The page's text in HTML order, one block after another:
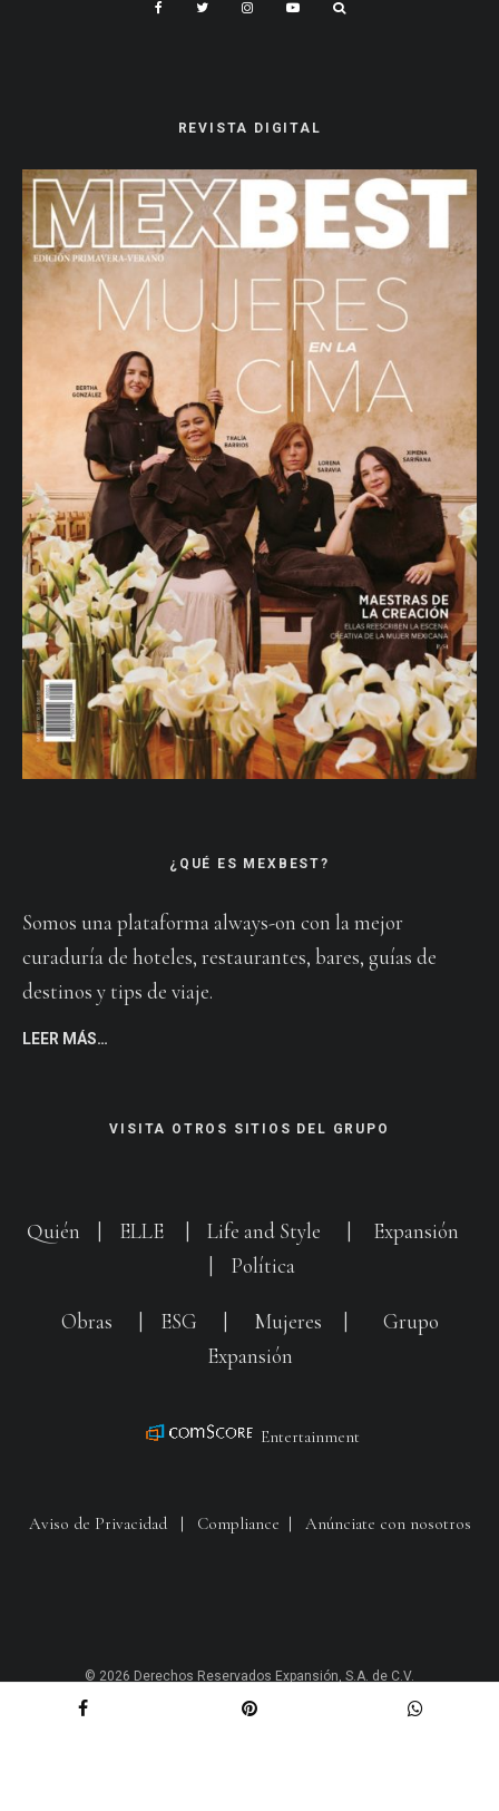
REVISTA DIGITAL
¿QUÉ ES MEXBEST?
Somos una plataforma always-on con la mejor
curaduría de hoteles, restaurantes, bares, guías de
destinos y tips de viaje.
LEER MÁS…
VISITA OTROS SITIOS DEL GRUPO
Quién ELLE Life and Style
Expansión
Política
Obras ESG Mujeres
Grupo
Expansión
Entertainment
Aviso de Privacidad| Compliance | Anúnciate con nosotros
© 2026 Derechos Reservados Expansión, S.A. de C.V.